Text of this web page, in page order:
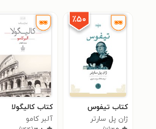
٪۵۰
کتاب تیفوس
ژان پل سارتر
کتاب کالیگولا
آلبر کامو